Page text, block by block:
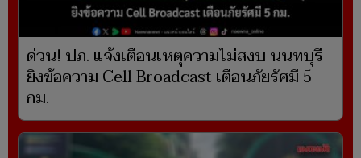
ด่วน! ปภ. แจ้งเตือนเหตุความไม่สงบ นนทบุรี
ยิงข้อความ Cell Broadcast เตือนภัยรัศมี 5
กม.